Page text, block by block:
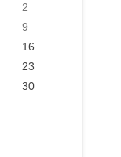
2
9
16
23
30